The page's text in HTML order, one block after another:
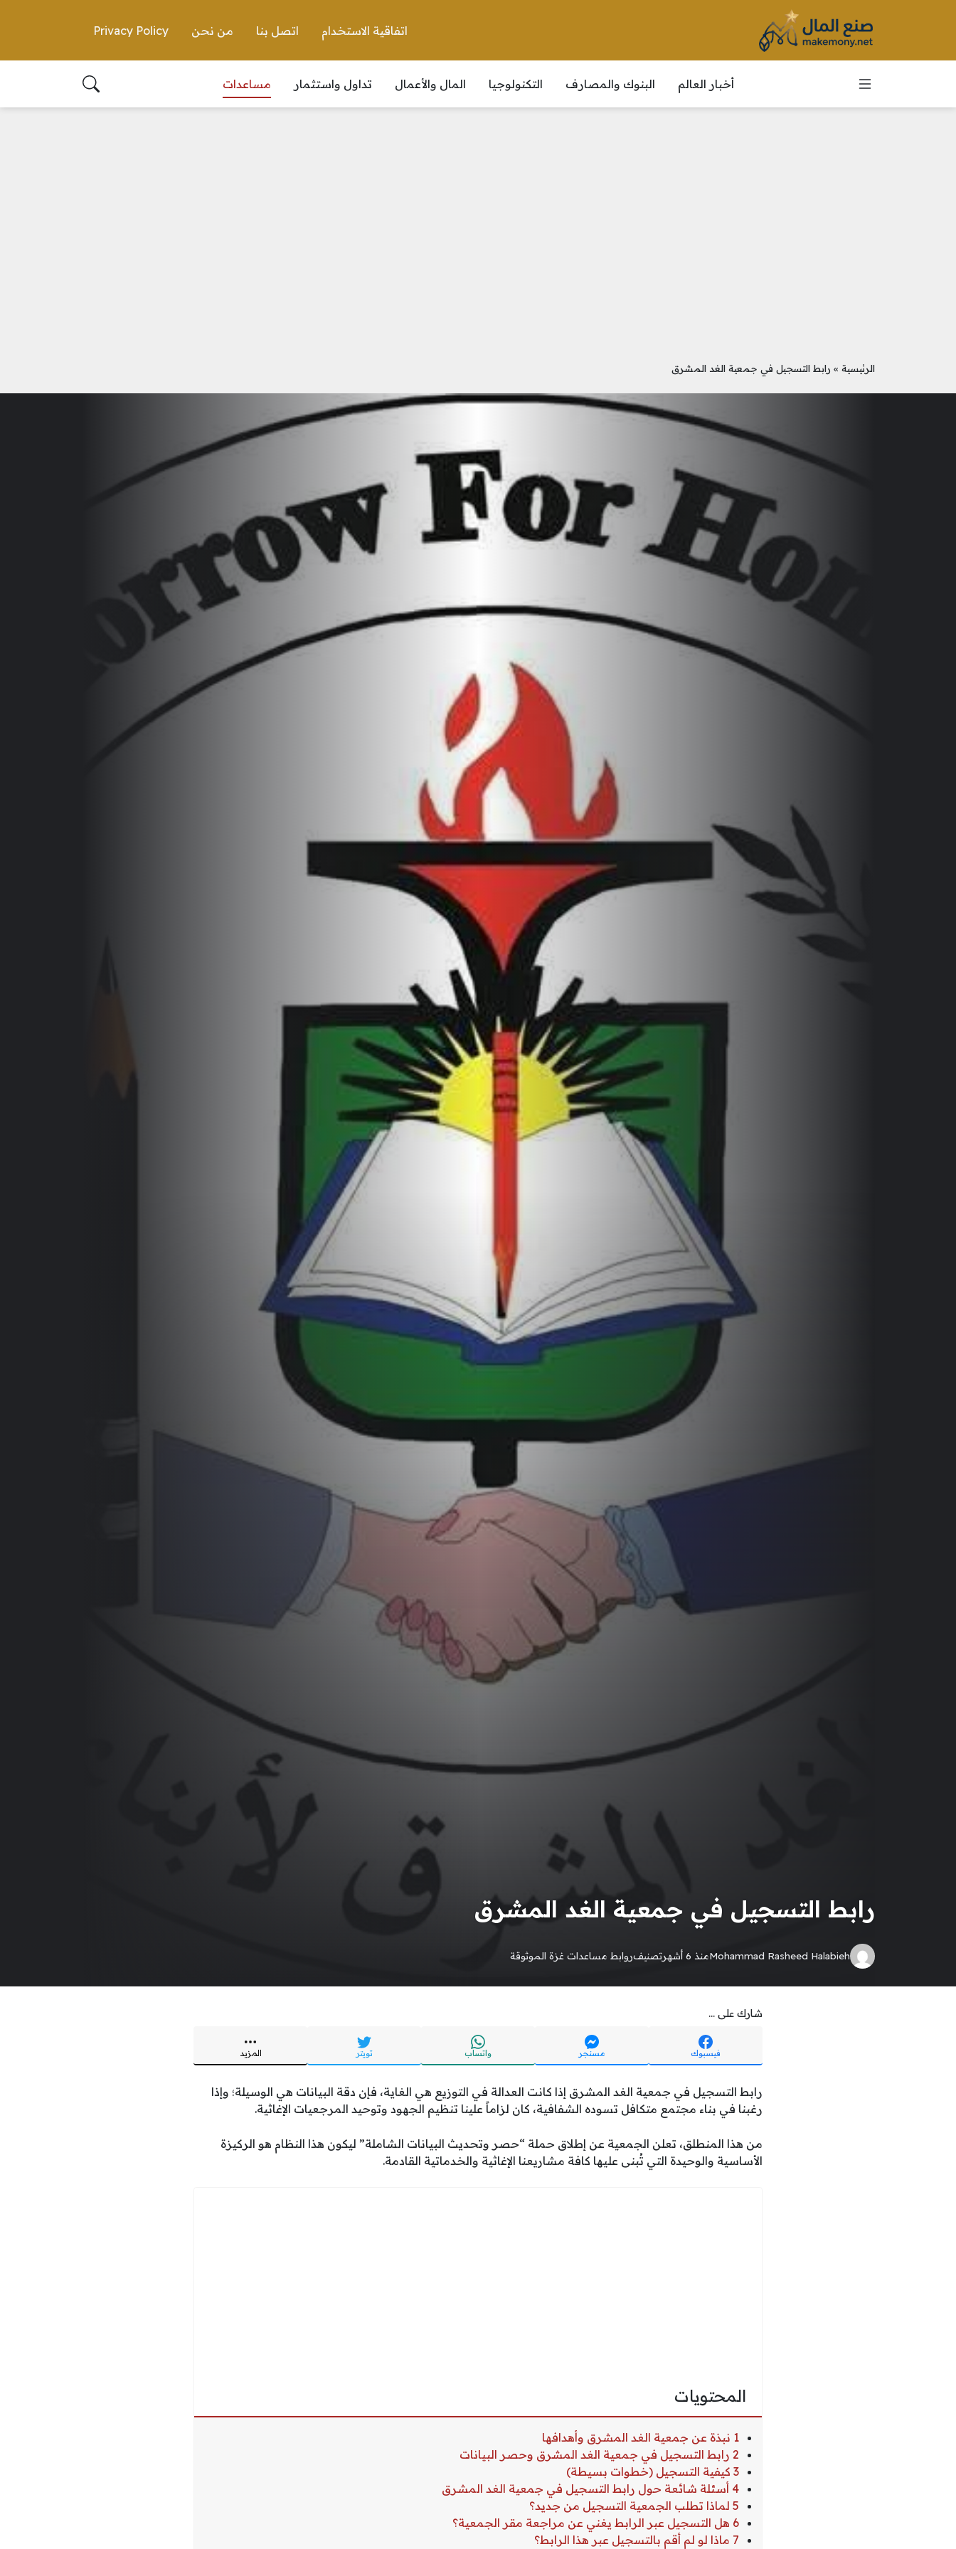
اتفاقية الاستخدام اتصل بنا من نحن Privacy Policy
أخبار العالم البنوك والمصارف التكنولوجيا المال والأعمال تداول واستثمار مساعدات
الرئيسية » رابط التسجيل في جمعية الغد المشرق
رابط التسجيل في جمعية الغد المشرق
Mohammad Rasheed Halabiehمنذ 6 أشهر تصنيفروابط مساعدات غزة الموثوقة
شارك على ...
فيسبوك مسنجر واتساب تويتر المزيد
رابط التسجيل في جمعية الغد المشرق إذا كانت العدالة في التوزيع هي الغاية، فإن دقة البيانات هي الوسيلة؛ وإذا
رغبنا في بناء مجتمع متكافل تسوده الشفافية، كان لزاماً علينا تنظيم الجهود وتوحيد المرجعيات الإغاثية.
من هذا المنطلق، تعلن الجمعية عن إطلاق حملة “حصر وتحديث البيانات الشاملة” ليكون هذا النظام هو الركيزة
الأساسية والوحيدة التي تُبنى عليها كافة مشاريعنا الإغاثية والخدماتية القادمة.
المحتويات
1 نبذة عن جمعية الغد المشرق وأهدافها
2 رابط التسجيل في جمعية الغد المشرق وحصر البيانات
3 كيفية التسجيل (خطوات بسيطة)
4 أسئلة شائعة حول رابط التسجيل في جمعية الغد المشرق
5 لماذا تطلب الجمعية التسجيل من جديد؟
6 هل التسجيل عبر الرابط يغني عن مراجعة مقر الجمعية؟
7 ماذا لو لم أقم بالتسجيل عبر هذا الرابط؟